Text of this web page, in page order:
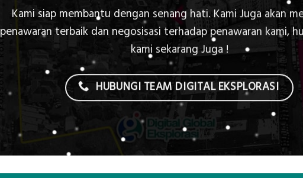
Kami siap membantu dengan senang hati. Kami Juga akan
penawaran terbaik dan negosisasi terhadap penawaran kami,
kami sekarang Juga !
HUBUNGI TEAM DIGITAL EKSPLORASI